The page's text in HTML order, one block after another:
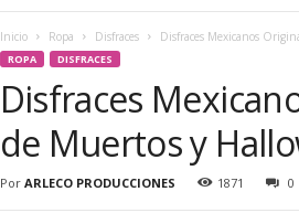
Inicio Ropa Disfraces Disfraces Mexicanos
ROPA DISFRACES
Disfraces
de Muertos y
Por ARLECO PRODUCCIONES 1871 0